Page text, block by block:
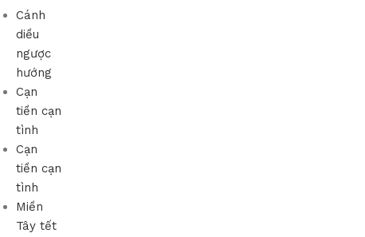
Cánh
diều
ngược
hướng
Cạn
tiền cạn
tình
Cạn
tiền cạn
tình
Miền
Tây tết